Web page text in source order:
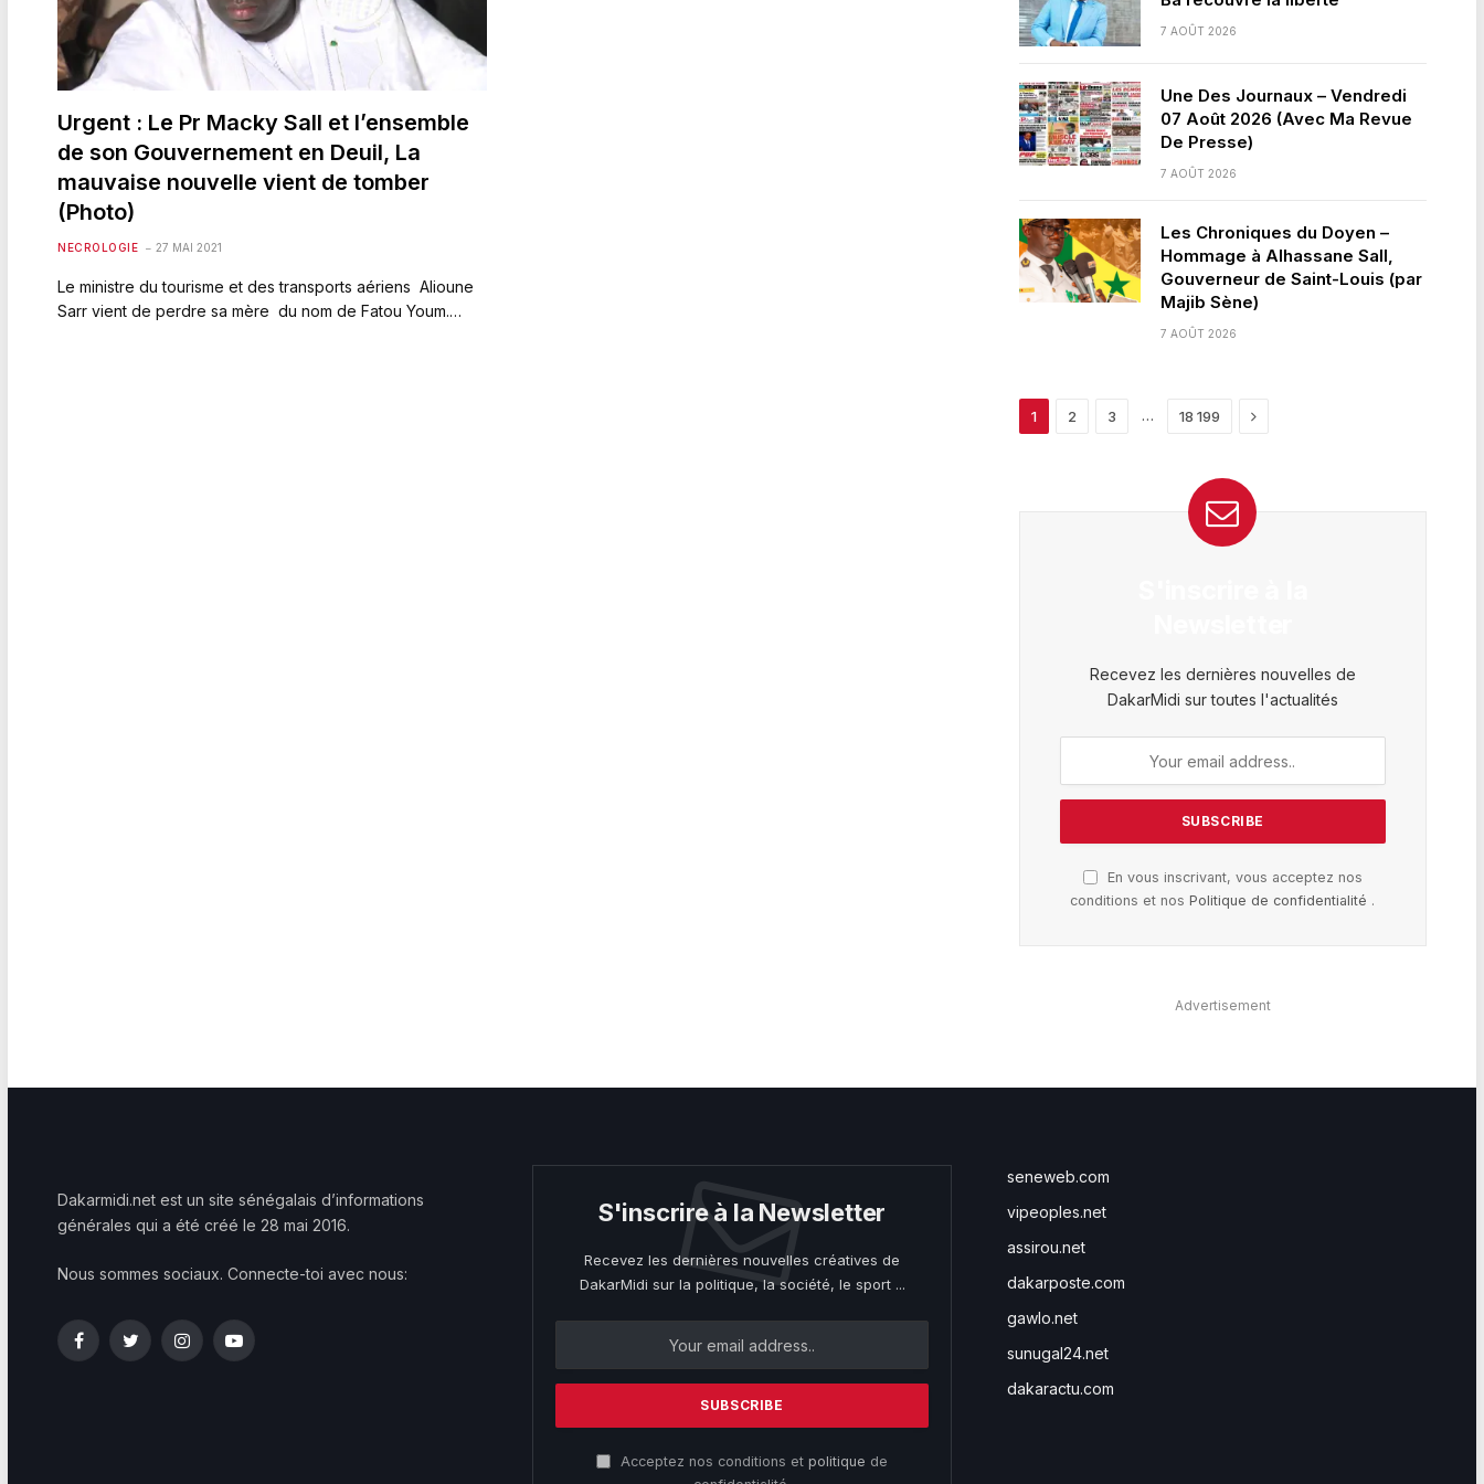
Urgent : Le Pr Macky Sall et l’ensemble
de son Gouvernement en Deuil, La
mauvaise nouvelle vient de tomber
(Photo)
NECROLOGIE 27 MAI 2021
Le ministre du tourisme et des transports aériens Alioune
Sarr vient de perdre sa mère du nom de Fatou Youm.…
7 AOÛT 2026
Une Des Journaux – Vendredi
07 Août 2026 (Avec Ma Revue
De Presse)
7 AOÛT 2026
Les Chroniques du Doyen –
Hommage à Alhassane Sall,
Gouverneur de Saint-Louis (par
Majib Sène)
7 AOÛT 2026
1 2 3 … 18 199 Next
Recevez les dernières nouvelles de
DakarMidi sur toutes l'actualités
En vous inscrivant, vous acceptez nos
conditions et nosPolitique de confidentialité .
Advertisement
Dakarmidi.net est un site sénégalais d’informations
générales qui a été créé le 28 mai 2016.
Nous sommes sociaux. Connecte-toi avec nous:
FacebookTwitterInstagramYouTube
S'inscrire à la Newsletter
Recevez les dernières nouvelles créatives de
DakarMidi sur la politique, la société, le sport ...
Acceptez nos conditions et politique de
seneweb.com
vipeoples.net
assirou.net
dakarposte.com
gawlo.net
sunugal24.net
dakaractu.com